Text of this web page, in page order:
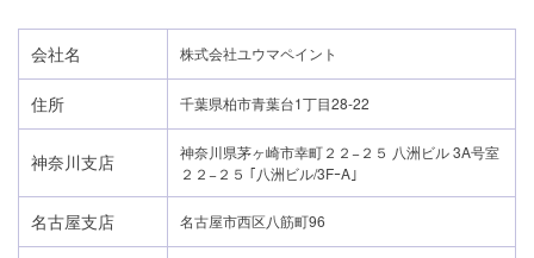
会社名 株式会社ユウマペイント
住所 千葉県柏市青葉台1丁目28-22
神奈川支店
神奈川県茅ヶ崎市幸町２２−２５ 八洲ビル 3A号室
２２−２５ ｢八洲ビル/3FｰA｣
名古屋支店 名古屋市西区八筋町96